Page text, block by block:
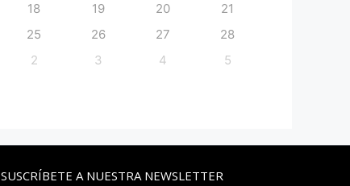
18 19 20
21
25 26 27
28
2 3 4 5
SUSCRÍBETE A NUESTRA NEWSLETTER